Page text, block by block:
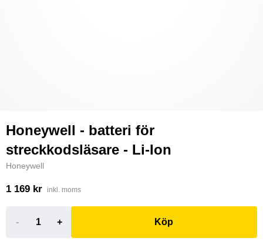
Honeywell - batteri för
streckkodsläsare - Li-Ion
Honeywell
1 169 kr inkl. moms
- + Köp